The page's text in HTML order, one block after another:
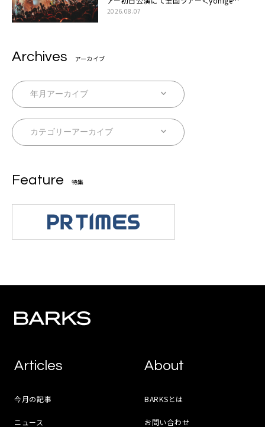
tough love tour＞の開催発表「『みんなをも
2026.08.07
Archives アーカイブ
Feature 特集
Articles
今月の記事
ニュース
About
BARKSとは
お問い合わせ